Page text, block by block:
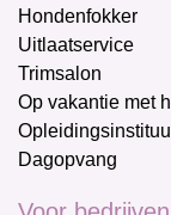
Hondenfokker
Uitlaatservice
Trimsalon
Op vakantie met
Dagopvang